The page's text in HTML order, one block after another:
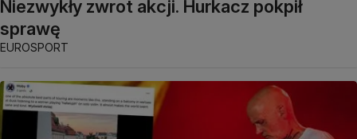
Niezwykły zwrot akcji. Hurkacz pokpił
sprawę
EUROSPORT